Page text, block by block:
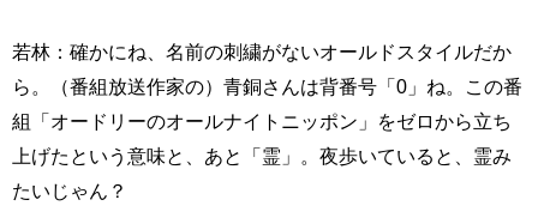
若林：確かにね、名前の刺繍がないオールドスタイルだか
ら。（番組放送作家の）青銅さんは背番号「0」ね。この番
組「オードリーのオールナイトニッポン」をゼロから立ち
上げたという意味と、あと「霊」。夜歩いていると、霊み
たいじゃん？